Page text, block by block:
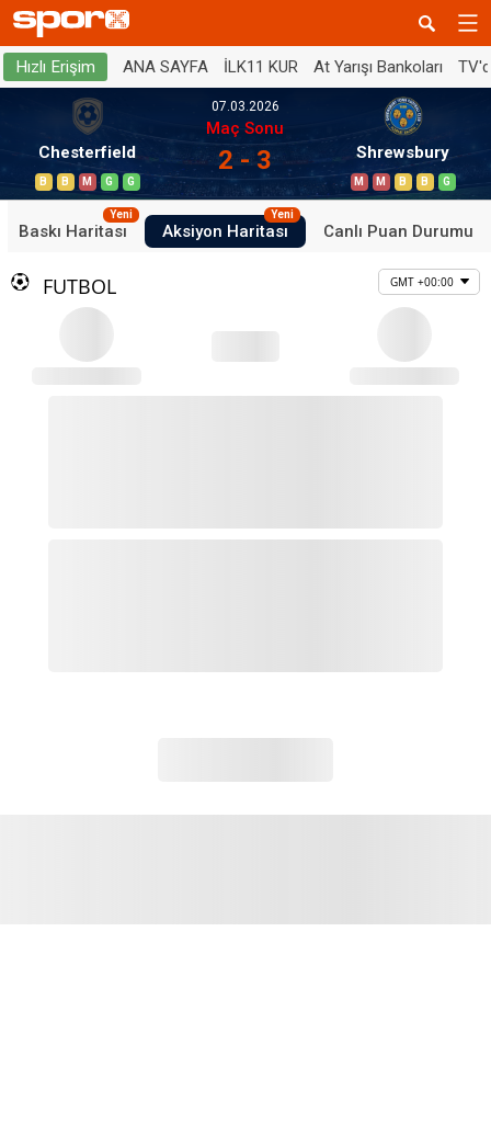
Hızlı Erişim ANA SAYFA İLK11 KUR At Yarışı Bankoları
Chesterfield
B B M G G
07.03.2026
Maç Sonu
2 - 3 Shrewsbury
M M B B G
Baskı Haritası
Yeni
Aksiyon Haritası
Yeni
Canlı Puan Durumu
FUTBOL GMT +00:00